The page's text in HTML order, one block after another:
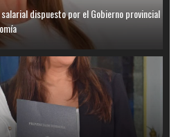
dispuesto por el Gobierno provincial